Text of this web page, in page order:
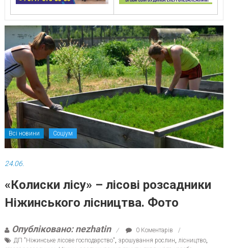
Всі новини Соціум
24.06.
«Колиски лісу» – лісові розсадники
Ніжинського лісництва. Фото
Опубліковано: nezhatin
0 Коментарів
ДП "Ніжинське лісове господарство" зрошування рослин лісництво,